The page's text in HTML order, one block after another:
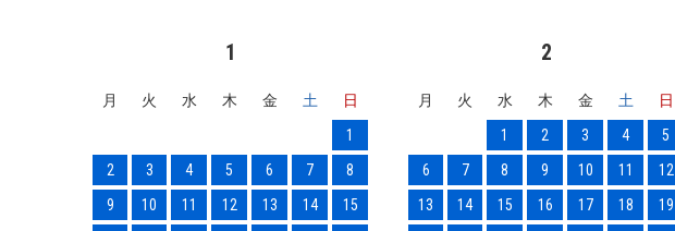
1
月 火 水 木 金 土
日
1
2
3 4 5 6 7
8
9
10 11 12 13 14
15
2
月 火 水 木 金 土
日
1
2 3 4
5
6
7 8 9 10 11
12
13
14 15 16 17 18
19